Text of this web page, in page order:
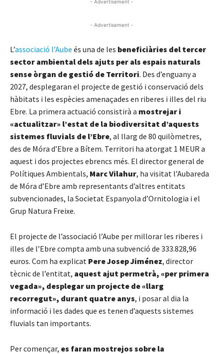
- Advertisement -
- Advertisement -
L’associació l’Aube és una de les beneficiàries del tercer
sector ambiental dels ajuts per als espais naturals
sense òrgan de gestió de Territori. Des d’enguany a
2027, desplegaran el projecte de gestió i conservació dels
hàbitats i les espècies amenaçades en riberes i illes del riu
Ebre. La primera actuació consistirà a mostrejar i
«actualitzar» l’estat de la biodiversitat d’aquests
sistemes fluvials de l’Ebre, al llarg de 80 quilòmetres,
des de Móra d’Ebre a Bítem. Territori ha atorgat 1 MEUR a
aquest i dos projectes ebrencs més. El director general de
Polítiques Ambientals, Marc Vilahur, ha visitat l’Aubareda
de Móra d’Ebre amb representants d’altres entitats
subvencionades, la Societat Espanyola d’Ornitologia i el
Grup Natura Freixe.
El projecte de l’associació l’Aube per millorar les riberes i
illes de l’Ebre compta amb una subvenció de 333.828,96
euros. Com ha explicat Pere Josep Jiménez, director
tècnic de l’entitat, aquest ajut permetrà, «per primera
vegada», desplegar un projecte de «llarg
recorregut», durant quatre anys, i posar al dia la
informació i les dades que es tenen d’aquests sistemes
fluvials tan importants.
Per començar, es faran mostrejos sobre la